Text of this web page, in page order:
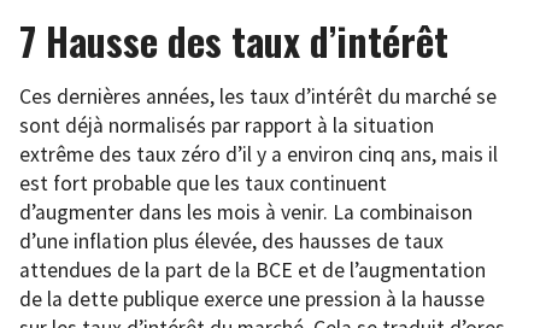
7 Hausse des taux d’intérêt
Ces dernières années, les taux d’intérêt du marché se
sont déjà normalisés par rapport à la situation
extrême des taux zéro d’il y a environ cinq ans, mais il
est fort probable que les taux continuent
d’augmenter dans les mois à venir. La combinaison
d’une inflation plus élevée, des hausses de taux
attendues de la part de la BCE et de l’augmentation
de la dette publique exerce une pression à la hausse